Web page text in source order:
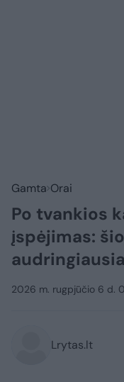
Gamta Orai
Po tvankios
įspėjimas:
audringiausia
2026 m. rugpjūčio 6 d.
Lrytas.lt